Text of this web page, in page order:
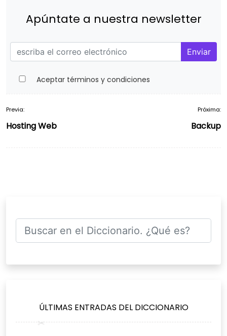
Apúntate a nuestra newsletter
Enviar
Aceptar términos y condiciones
Navegación
Previa:
Hosting Web
Próxima:
Backup
ÚLTIMAS ENTRADAS DEL DICCIONARIO